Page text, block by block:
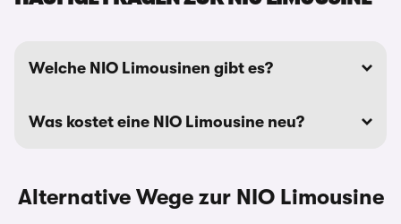
Welche NIO Limousinen gibt es?
Was kostet eine NIO Limousine neu?
Alternative Wege zur NIO Limousine